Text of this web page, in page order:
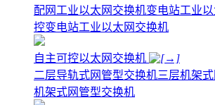
配网工业以太网交换机变电站工业
控变电站工业以太网交换机
自主可控以太网交换机
二层导轨式网管型交换机三层机架
机架式网管型交换机